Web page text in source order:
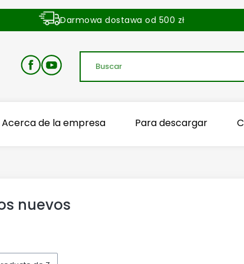
Darmowa dostawa od 500 zł
Acerca de la empresa Para descargar
nuevos